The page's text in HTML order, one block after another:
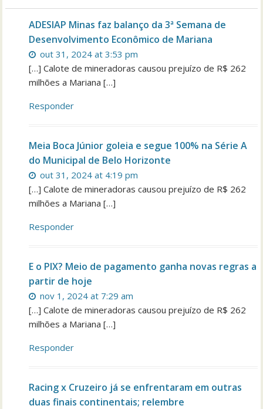
ADESIAP Minas faz balanço da 3ª Semana de
Desenvolvimento Econômico de Mariana
out 31, 2024 at 3:53 pm
[…] Calote de mineradoras causou prejuízo de R$ 262
milhões a Mariana […]
Responder
Meia Boca Júnior goleia e segue 100% na Série A
do Municipal de Belo Horizonte
out 31, 2024 at 4:19 pm
[…] Calote de mineradoras causou prejuízo de R$ 262
milhões a Mariana […]
Responder
E o PIX? Meio de pagamento ganha novas regras a
partir de hoje
nov 1, 2024 at 7:29 am
[…] Calote de mineradoras causou prejuízo de R$ 262
milhões a Mariana […]
Responder
Racing x Cruzeiro já se enfrentaram em outras
duas finais continentais; relembre